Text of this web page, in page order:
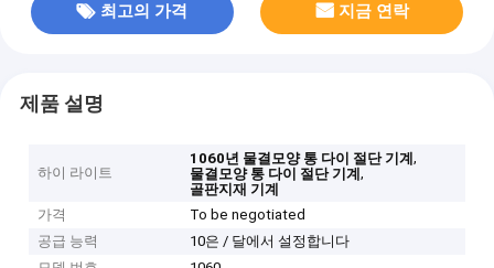
최고의 가격 지금 연락
제품 설명
하이 라이트
1060년 물결모양 통 다이 절단 기계,
물결모양 통 다이 절단 기계,
골판지재 기계
가격
To be negotiated
공급 능력
10은 / 달에서 설정합니다